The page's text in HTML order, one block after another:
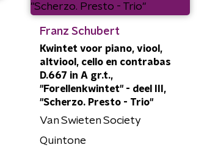
Franz Schubert
Kwintet voor piano, viool,
altviool, cello en contrabas
D.667 in A gr.t.,
"Forellenkwintet" - deel III,
"Scherzo. Presto - Trio"
Van Swieten Society
Quintone